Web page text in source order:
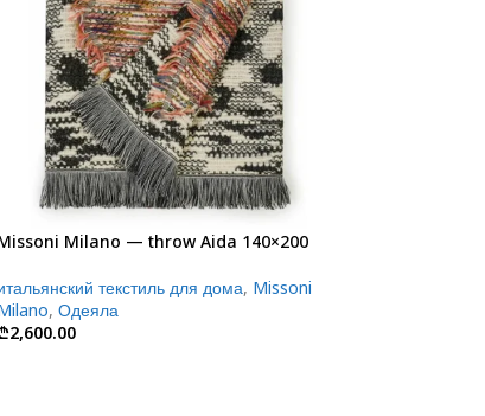
Milano — throw Aida 140×200
текстиль для дома, Missoni
, Одеяла
2,600.00